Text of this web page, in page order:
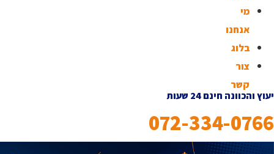
מי
אנחנו
בלוג
צור
קשר
יעוץ והכוונה חינם 24 שעות
072-334-0766